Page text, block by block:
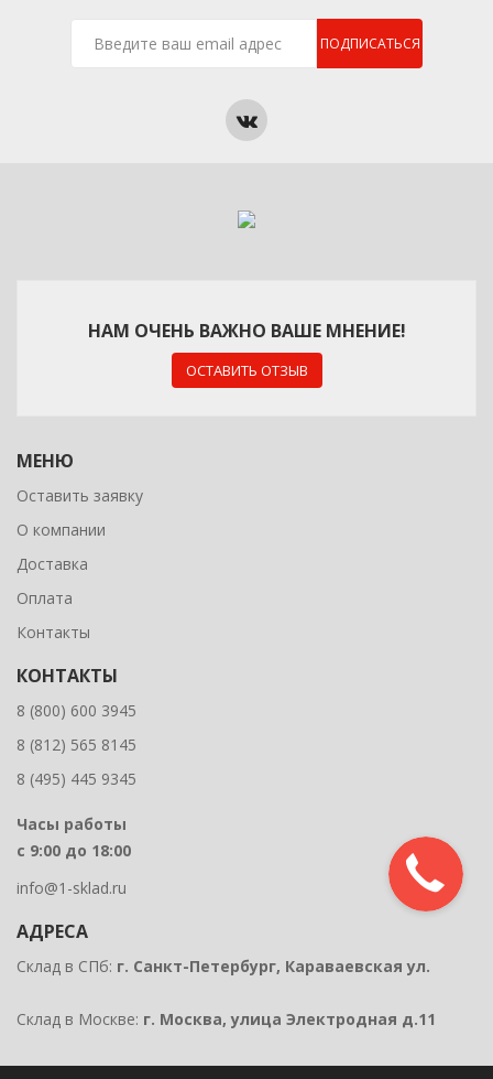
ПОДПИСАТЬСЯ
НАМ ОЧЕНЬ ВАЖНО ВАШЕ МНЕНИЕ!
ОСТАВИТЬ ОТЗЫВ
МЕНЮ
Оставить заявку
О компании
Доставка
Оплата
Контакты
КОНТАКТЫ
8 (800) 600 3945
8 (812) 565 8145
8 (495) 445 9345
Часы работы
с 9:00 до 18:00
info@1-sklad.ru
АДРЕСА
Склад в СПб: г. Санкт-Петербург, Караваевская ул.
Склад в Москве: г. Москва, улица Электродная д.11